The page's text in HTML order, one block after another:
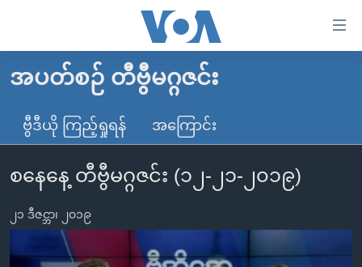
လွယ်ကူ
သည့်
များ
ပင်မ
အကြောင်းအရာ
သို့
မူလစာမျက်နှာ
မြန်မာ
ကမ္ဘာ့သတင်းများ
နိုင်ငံတကာ
တရုတ်
အစ္စရေး-ပါလက်စတိုင်း
ဗွီဒီယို
ရပ်ဝန်းတခု လမ်းတခု အလွန်
အင်္ဂလိပ်စာလေ့လာမယ်
အပတ်စဉ် တီဗွီမဂ္ဂဇင်း
ဗွီဒီယို ကြည့်ရှုရန် အကြောင်း
စနေနေ့ တီဗွီမဂ္ဂဇင်း (၁၂-၂၁-၂၀၁၉)
၂၁ ဒီဇင္ဘာ၊ ၂၀၁၉